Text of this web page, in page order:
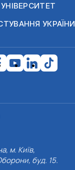
УКРАЇНИ
м. Київ,
буд. 15.